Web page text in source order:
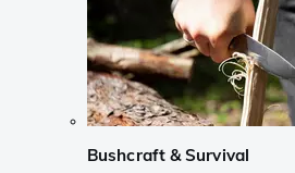
Bushcraft & Survival